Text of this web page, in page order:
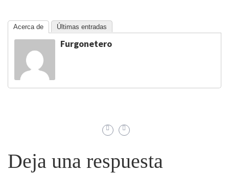
Acerca de Últimas entradas
Furgonetero
Deja una respuesta